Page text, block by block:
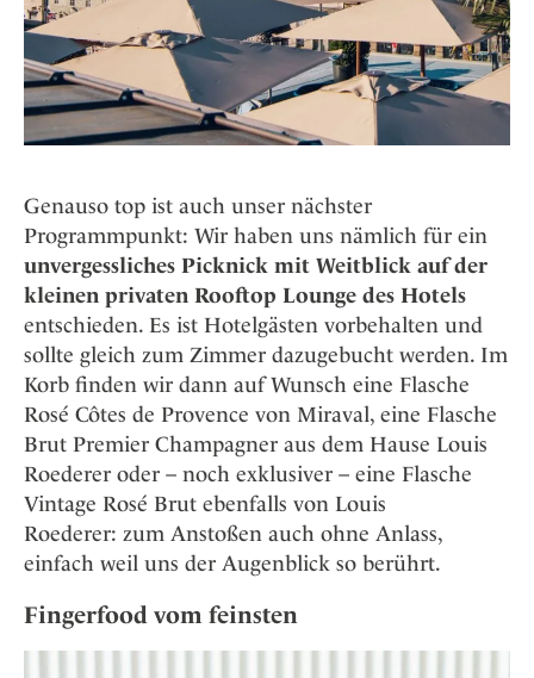
Genauso top ist auch unser nächster
Programmpunkt: Wir haben uns nämlich für ein
unvergessliches Picknick mit Weitblick auf der
kleinen privaten Rooftop Lounge des Hotels
entschieden. Es ist Hotelgästen vorbehalten und
sollte gleich zum Zimmer dazugebucht werden. Im
Korb finden wir dann auf Wunsch eine Flasche
Rosé Côtes de Provence von Miraval, eine Flasche
Brut Premier Champagner aus dem Hause Louis
Roederer oder – noch exklusiver – eine Flasche
Vintage Rosé Brut ebenfalls von Louis
Roederer: zum Anstoßen auch ohne Anlass,
einfach weil uns der Augenblick so berührt.
Fingerfood vom feinsten